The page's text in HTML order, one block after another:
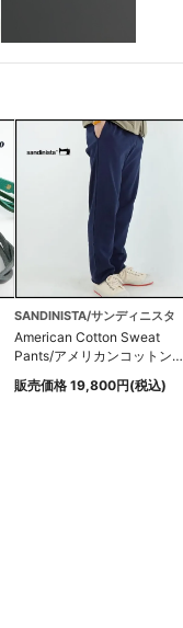
SANDINISTA/サンディニスタ
American Cotton Sweat
Pants/アメリカンコットンス
販売価格 19,800円(税込)